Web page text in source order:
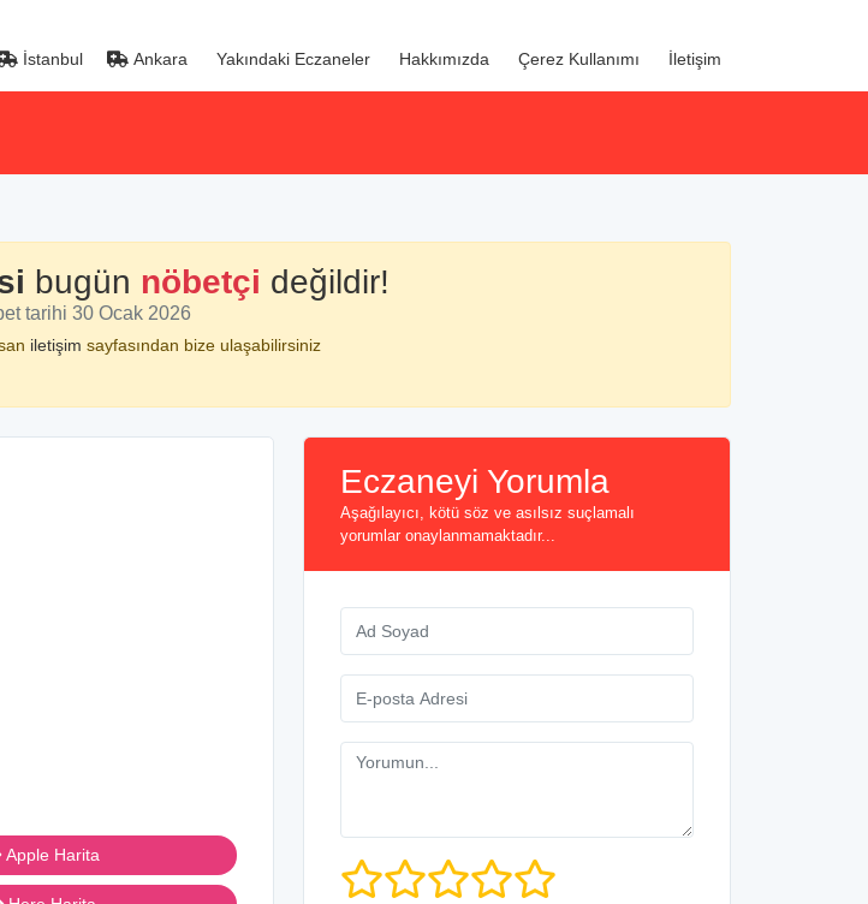
İstanbul Ankara Yakındaki Eczaneler Hakkımızda Çerez Kullanımı İletişim
bugün nöbetçi değildir!
tarihi 30 Ocak 2026
iletişim sayfasından bize ulaşabilirsiniz
Apple Harita
Eczaneyi Yorumla
Aşağılayıcı, kötü söz ve asılsız suçlamalı
yorumlar onaylanmamaktadır...